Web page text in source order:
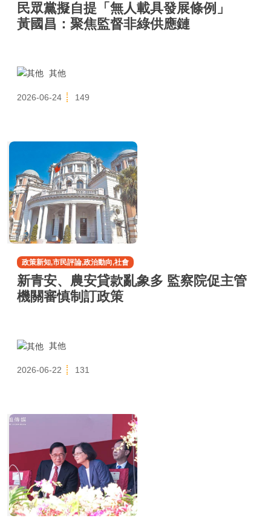
民眾黨擬自提「無人載具發展條例」
黃國昌：聚焦監督非綠供應鏈
其他
2026-06-24 149
政策新知,市民評論,政治動向,社會
新青安、農安貸款亂象多 監察院促主管
機關審慎制訂政策
其他
2026-06-22 131